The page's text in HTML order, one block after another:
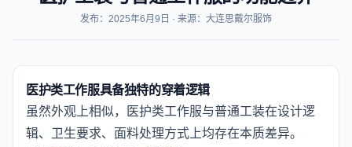
发布：2025年6月9日 · 来源：大连思戴尔服饰
医护类工作服具备独特的穿着逻辑
虽然外观上相似，医护类工作服与普通工装在设计逻
辑、卫生要求、面料处理方式上均存在本质差异。